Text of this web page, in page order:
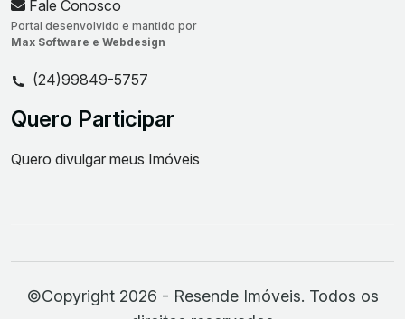
Fale Conosco
Portal desenvolvido e mantido por
Max Software e Webdesign
(24)99849-5757
Quero Participar
Quero divulgar meus Imóveis
©Copyright 2026 - Resende Imóveis. Todos os